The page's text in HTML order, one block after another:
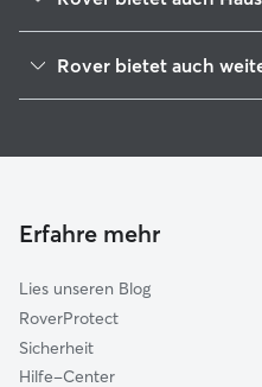
Weimar
Lohra
Münchhausen
Siegbach
Fronhausen
Rover bietet auch
Gassi-Service in Dautphetal
Erfahre mehr
Lies unseren Blog
RoverProtect
Sicherheit
Hilfe-Center